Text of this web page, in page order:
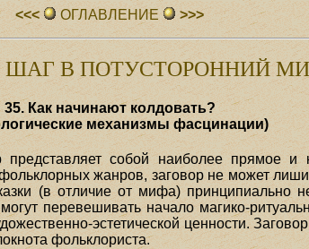
<<< ОГЛАВЛЕHИЕ >>>
ШАГ В ПОТУСТОРОННИЙ
35. Как начинают колдовать?
механизмы фасцинации)
представляет собой наиболее прямое
жанров, заговор не может
(в отличие от мифа)
перевешивать начало магико-
эстетической ценности.
фольклориста.